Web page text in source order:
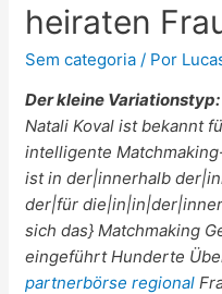
heiraten
Sem categoria / Por
Der kleine
Natali Koval ist bekannt
intelligente
ist in der|innerhalb
der|für
sich das} Matchmaking
eingeführt Hunderte
partnerbörse regional